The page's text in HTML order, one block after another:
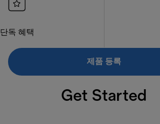
단독 혜택
제품 등록
Get Started